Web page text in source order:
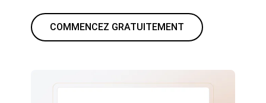
COMMENCEZ GRATUITEMENT